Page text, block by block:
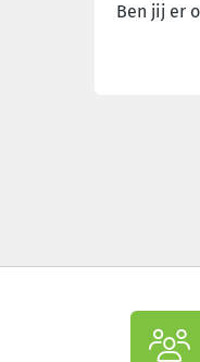
Ben jij er